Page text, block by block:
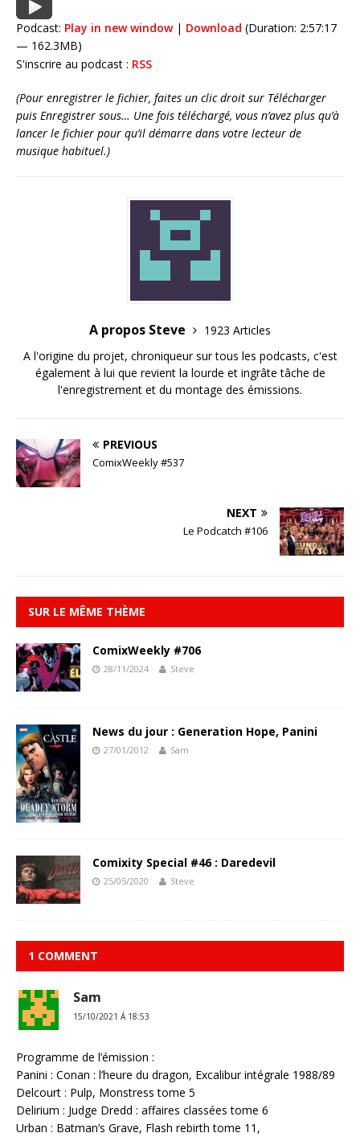
Podcast: Play in new window| Download (Duration: 2:57:17
— 162.3MB)
S'inscrire au podcast : RSS
(Pour enregistrer le fichier, faites un clic droit sur Télécharger
puis Enregistrer sous… Une fois téléchargé, vous n’avez plus qu’à
lancer le fichier pour qu’il démarre dans votre lecteur de
musique habituel.)
A propos Steve
1923 Articles
A l'origine du projet, chroniqueur sur tous les podcasts, c'est
également à lui que revient la lourde et ingrâte tâche de
l'enregistrement et du montage des émissions.
PREVIOUS
ComixWeekly #537
NEXT
Le Podcatch #106
SUR LE MÊME THÈME
ComixWeekly #706
28/11/2024 Steve
News du jour : Generation Hope, Panini
27/01/2012 Sam
Comixity Special #46 : Daredevil
25/05/2020 Steve
1 COMMENT
Sam
15/10/2021 Á 18:53
Programme de l’émission :
Panini : Conan : l’heure du dragon, Excalibur intégrale 1988/89
Delcourt : Pulp, Monstress tome 5
Delirium : Judge Dredd : affaires classées tome 6
Urban : Batman’s Grave, Flash rebirth tome 11,